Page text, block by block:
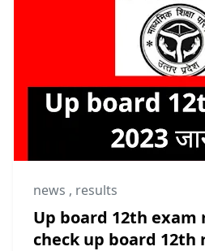
news , results
Up board 12th exam
check up board